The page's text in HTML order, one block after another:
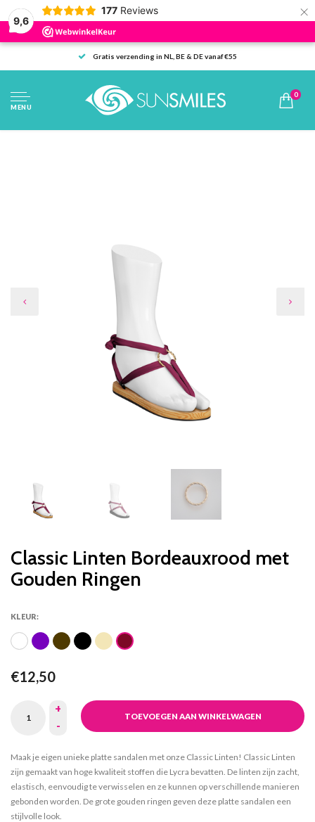
9,6
177 Reviews ×
Gratis verzending in NL, BE & DE vanaf €55
MENU
0
Classic Linten Bordeauxrood met
Gouden Ringen
KLEUR:
€12,50
+
-
TOEVOEGEN AAN WINKELWAGEN
Maak je eigen unieke platte sandalen met onze Classic Linten! Classic Linten
zijn gemaakt van hoge kwaliteit stoffen die Lycra bevatten. De linten zijn zacht,
elastisch, eenvoudig te verwisselen en ze kunnen op verschillende manieren
gebonden worden. De grote gouden ringen geven deze platte sandalen een
stijlvolle look.